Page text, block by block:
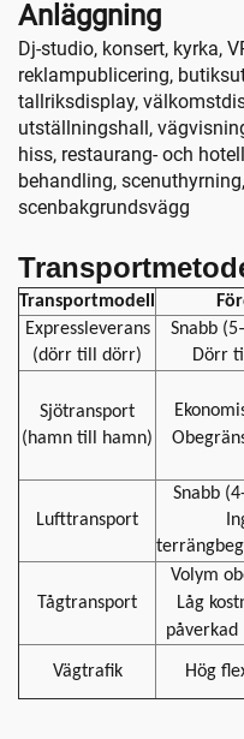
Anläggning
Dj-studio, konsert, kyrka,
reklampublicering,
tallriksdisplay,
utställningshall,
hiss, restaurang- och
behandling,
scenbakgrundsvägg
Transportmodell
Expressleverans
(dörr till dörr)
Snabb
Dörr
Sjötransport
(hamn till hamn)
Lufttransport
Snabb
Tågtransport
Volym
Låg
påverkad
Vägtrafik Hög